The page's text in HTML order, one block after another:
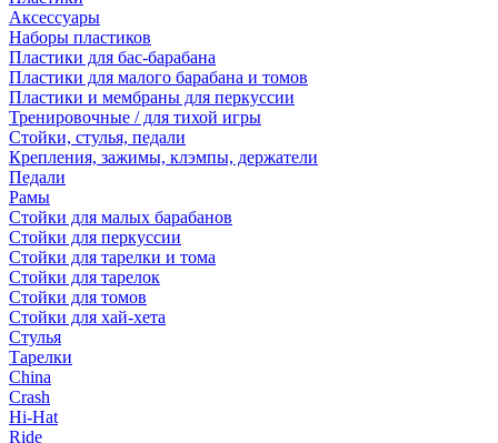
Аксессуары
Наборы пластиков
Пластики для бас-барабана
Пластики для малого барабана и томов
Пластики и мембраны для перкуссии
Тренировочные / для тихой игры
Стойки, стулья, педали
Крепления, зажимы, клэмпы, держатели
Педали
Рамы
Стойки для малых барабанов
Стойки для перкуссии
Стойки для тарелки и тома
Стойки для тарелок
Стойки для томов
Стойки для хай-хета
Стулья
Тарелки
China
Crash
Hi-Hat
Ride